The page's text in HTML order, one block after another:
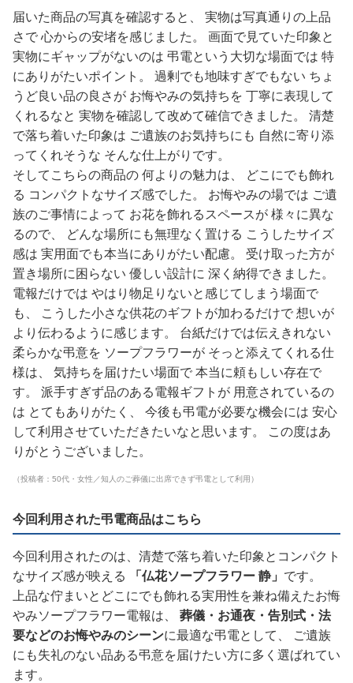
届いた商品の写真を確認すると、 実物は写真通りの上品
さで 心からの安堵を感じました。 画面で見ていた印象と
実物にギャップがないのは 弔電という大切な場面では 特
にありがたいポイント。 過剰でも地味すぎでもない ちょ
うど良い品の良さが お悔やみの気持ちを 丁寧に表現して
くれるなと 実物を確認して改めて確信できました。 清楚
で落ち着いた印象は ご遺族のお気持ちにも 自然に寄り添
ってくれそうな そんな仕上がりです。
そしてこちらの商品の 何よりの魅力は、 どこにでも飾れ
る コンパクトなサイズ感でした。 お悔やみの場では ご遺
族のご事情によって お花を飾れるスペースが 様々に異な
るので、 どんな場所にも無理なく置ける こうしたサイズ
感は 実用面でも本当にありがたい配慮。 受け取った方が
置き場所に困らない 優しい設計に 深く納得できました。
電報だけでは やはり物足りないと感じてしまう場面で
も、 こうした小さな供花のギフトが加わるだけで 想いが
より伝わるように感じます。 台紙だけでは伝えきれない
柔らかな弔意を ソープフラワーが そっと添えてくれる仕
様は、 気持ちを届けたい場面で 本当に頼もしい存在で
す。 派手すぎず品のある電報ギフトが 用意されているの
は とてもありがたく、 今後も弔電が必要な機会には 安心
して利用させていただきたいなと思います。 この度はあ
りがとうございました。
（投稿者：50代・女性／知人のご葬儀に出席できず弔電として利用）
今回利用された弔電商品はこちら
今回利用されたのは、清楚で落ち着いた印象とコンパクト
なサイズ感が映える
「仏花ソープフラワー 静」 です。
上品な佇まいとどこにでも飾れる実用性を兼ね備えたお悔
やみソープフラワー電報は、 葬儀・お通夜・告別式・法
要などのお悔やみのシーンに最適な弔電として、 ご遺族
にも失礼のない品ある弔意を届けたい方に多く選ばれてい
ます。